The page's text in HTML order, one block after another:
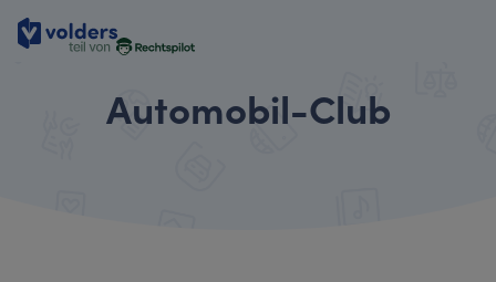
Automobil-Club